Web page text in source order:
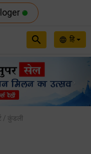
language हि
search
/ कुंडली